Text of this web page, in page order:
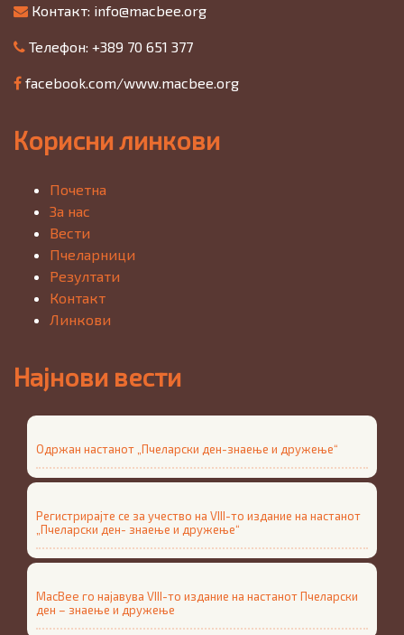
Контакт: info@macbee.org
Телефон: +389 70 651 377
facebook.com/www.macbee.org
Корисни линкови
Почетна
За нас
Вести
Пчеларници
Резултати
Контакт
Линкови
Најнови вести
Одржан настанот „Пчеларски ден-знаење и дружење“
Регистрирајте се за учество на VIII-то издание на настанот
„Пчеларски ден- знаење и дружење“
MacBee го најавува VIII-то издание на настанот Пчеларски
ден – знаење и дружење